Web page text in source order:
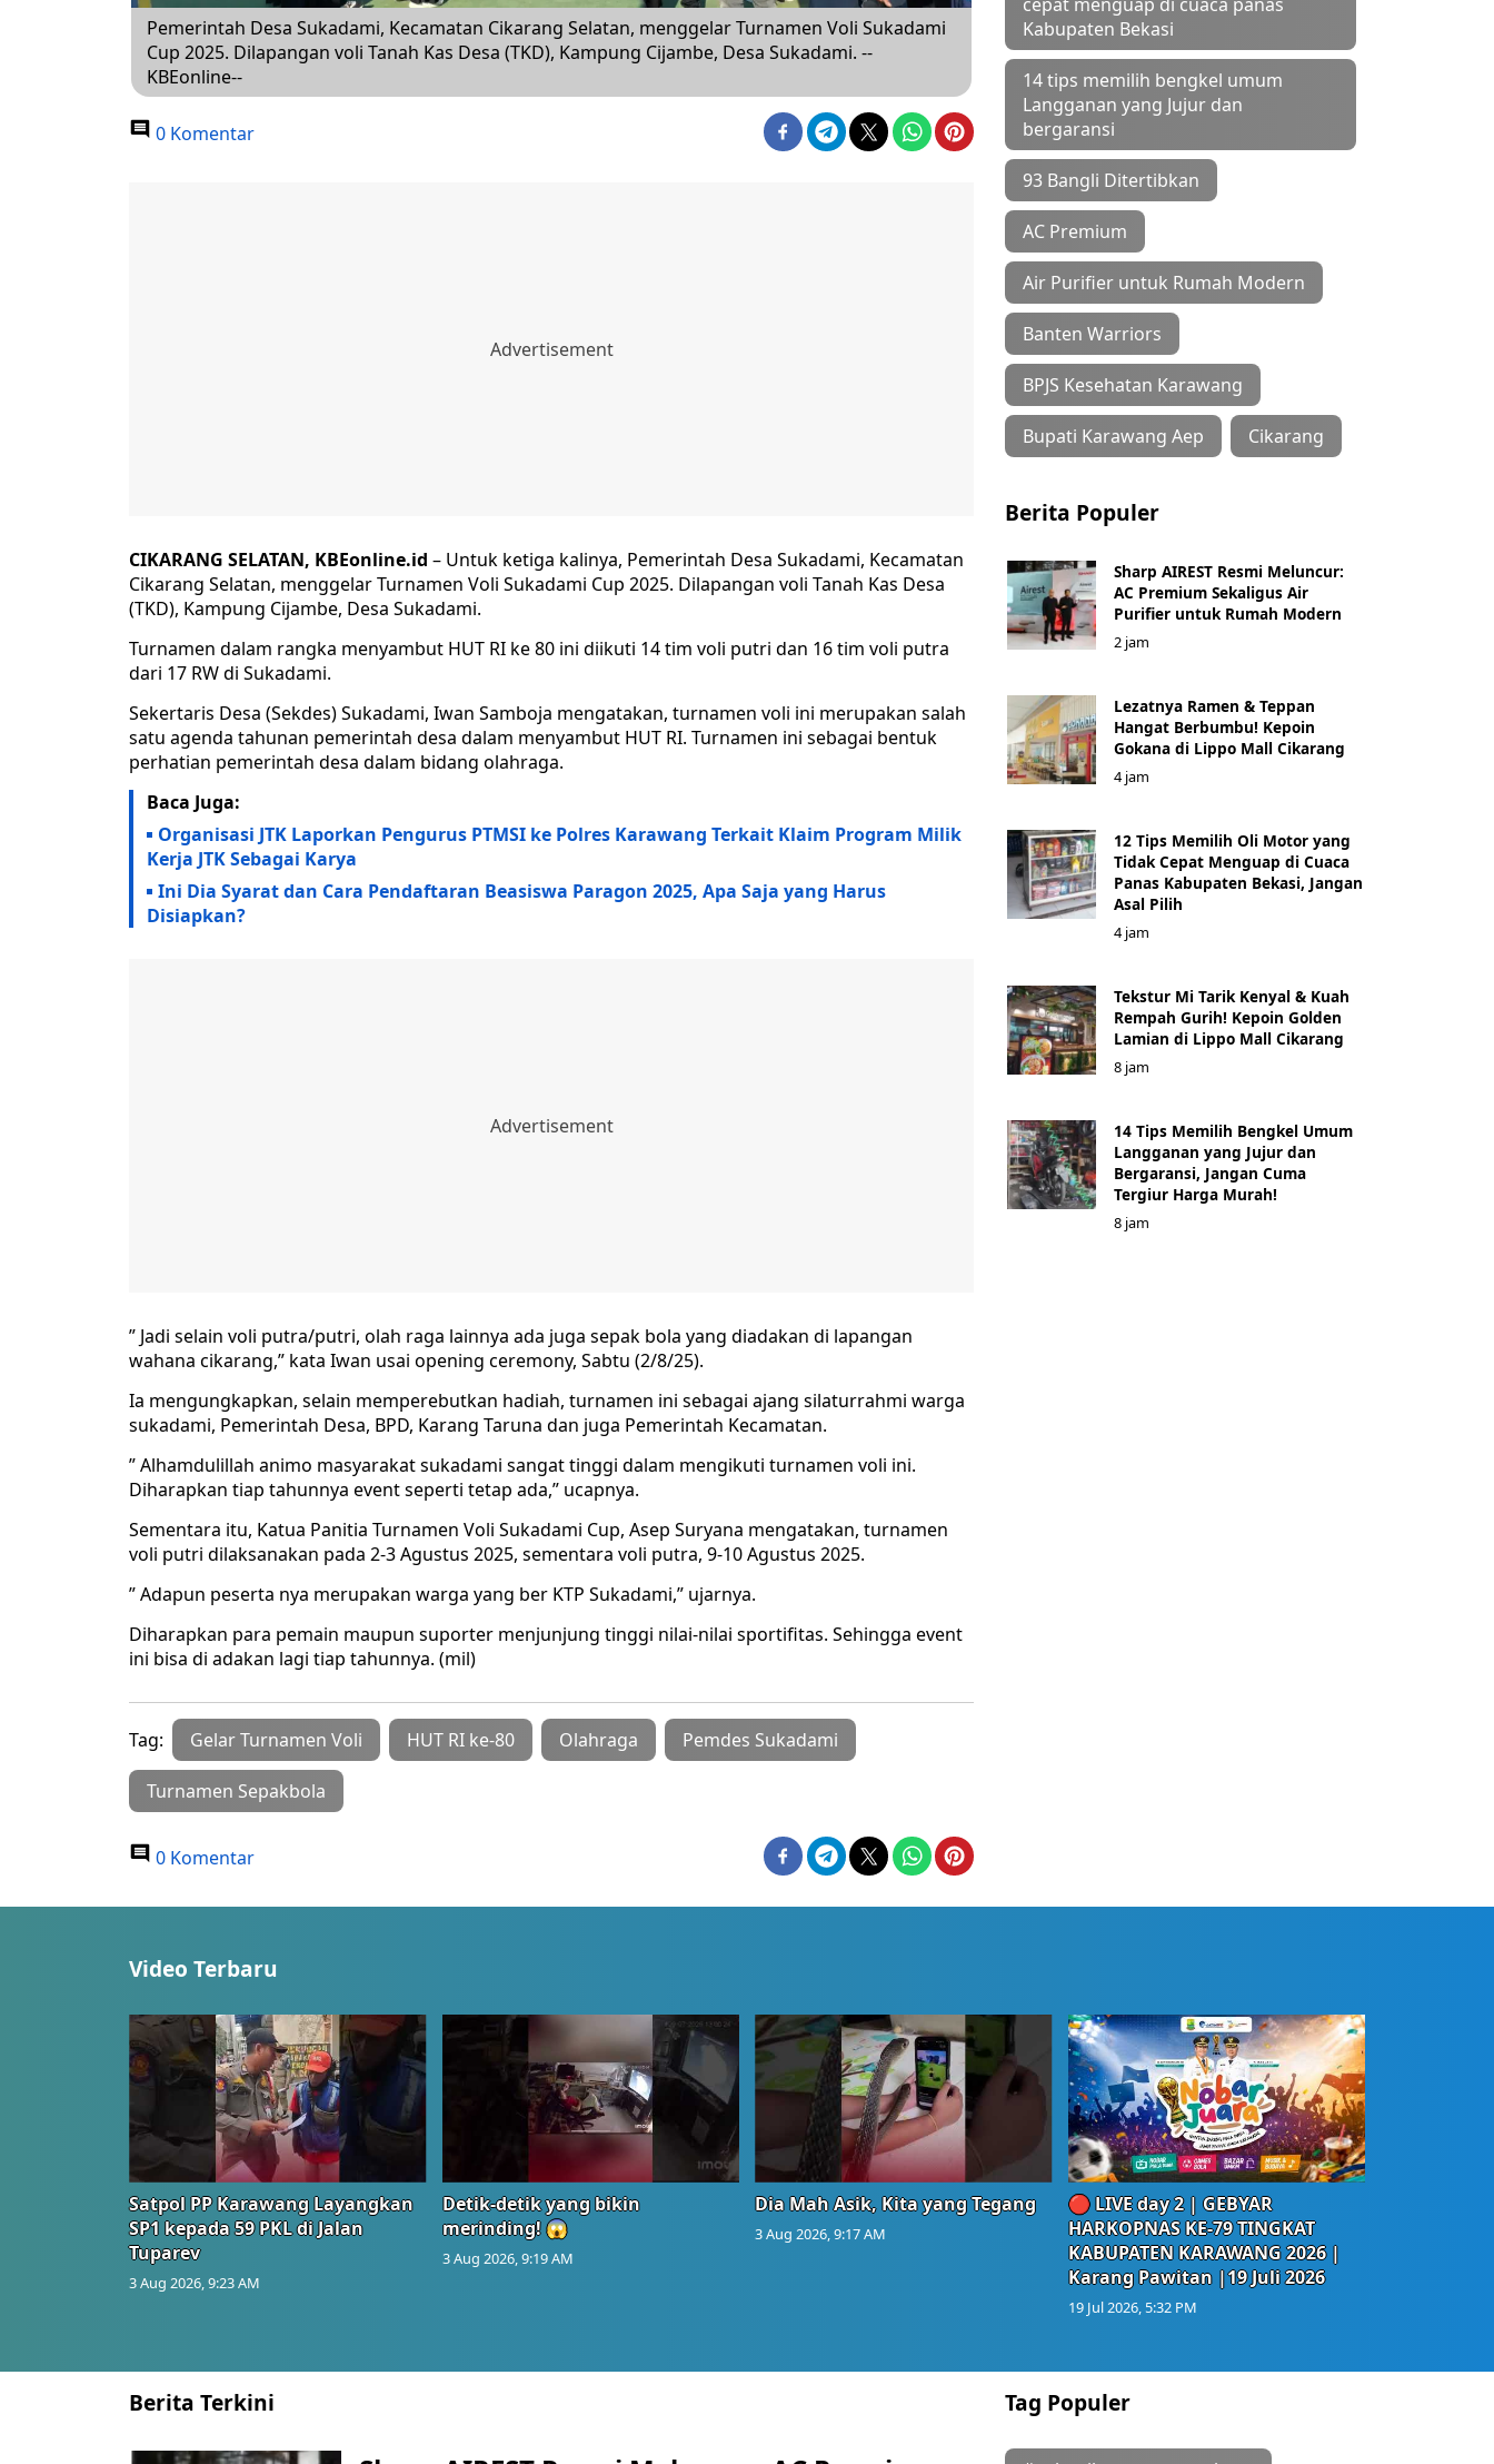
Pemerintah Desa Sukadami, Kecamatan Cikarang Selatan, menggelar Turnamen Voli Sukadami
Cup 2025. Dilapangan voli Tanah Kas Desa (TKD), Kampung Cijambe, Desa Sukadami. --
KBEonline--
0 Komentar
CIKARANG SELATAN, KBEonline.id – Untuk ketiga kalinya, Pemerintah Desa Sukadami, Kecamatan
Cikarang Selatan, menggelar Turnamen Voli Sukadami Cup 2025. Dilapangan voli Tanah Kas Desa
(TKD), Kampung Cijambe, Desa Sukadami.
Turnamen dalam rangka menyambut HUT RI ke 80 ini diikuti 14 tim voli putri dan 16 tim voli putra
dari 17 RW di Sukadami.
Sekertaris Desa (Sekdes) Sukadami, Iwan Samboja mengatakan, turnamen voli ini merupakan salah
satu agenda tahunan pemerintah desa dalam menyambut HUT RI. Turnamen ini sebagai bentuk
perhatian pemerintah desa dalam bidang olahraga.
Baca Juga:
Organisasi JTK Laporkan Pengurus PTMSI ke Polres Karawang Terkait Klaim Program Milik
Kerja JTK Sebagai Karya
Ini Dia Syarat dan Cara Pendaftaran Beasiswa Paragon 2025, Apa Saja yang Harus
Disiapkan?
” Jadi selain voli putra/putri, olah raga lainnya ada juga sepak bola yang diadakan di lapangan
wahana cikarang,” kata Iwan usai opening ceremony, Sabtu (2/8/25).
Ia mengungkapkan, selain memperebutkan hadiah, turnamen ini sebagai ajang silaturrahmi warga
sukadami, Pemerintah Desa, BPD, Karang Taruna dan juga Pemerintah Kecamatan.
” Alhamdulillah animo masyarakat sukadami sangat tinggi dalam mengikuti turnamen voli ini.
Diharapkan tiap tahunnya event seperti tetap ada,” ucapnya.
Sementara itu, Katua Panitia Turnamen Voli Sukadami Cup, Asep Suryana mengatakan, turnamen
voli putri dilaksanakan pada 2-3 Agustus 2025, sementara voli putra, 9-10 Agustus 2025.
” Adapun peserta nya merupakan warga yang ber KTP Sukadami,” ujarnya.
Diharapkan para pemain maupun suporter menjunjung tinggi nilai-nilai sportifitas. Sehingga event
ini bisa di adakan lagi tiap tahunnya. (mil)
Tag: Gelar Turnamen Voli HUT RI ke-80 Olahraga Pemdes Sukadami
Turnamen Sepakbola
0 Komentar
Kabupaten Bekasi
14 tips memilih bengkel umum
Langganan yang Jujur dan
bergaransi
93 Bangli Ditertibkan
AC Premium
Air Purifier untuk Rumah Modern
Banten Warriors
BPJS Kesehatan Karawang
Bupati Karawang Aep Cikarang
Berita Populer
Sharp AIREST Resmi Meluncur:
AC Premium Sekaligus Air
Purifier untuk Rumah Modern
2 jam
Lezatnya Ramen & Teppan
Hangat Berbumbu! Kepoin
Gokana di Lippo Mall Cikarang
4 jam
12 Tips Memilih Oli Motor yang
Tidak Cepat Menguap di Cuaca
Panas Kabupaten Bekasi, Jangan
Asal Pilih
4 jam
Tekstur Mi Tarik Kenyal & Kuah
Rempah Gurih! Kepoin Golden
Lamian di Lippo Mall Cikarang
8 jam
14 Tips Memilih Bengkel Umum
Langganan yang Jujur dan
Bergaransi, Jangan Cuma
Tergiur Harga Murah!
8 jam
Video Terbaru
Satpol PP Karawang Layangkan
SP1 kepada 59 PKL di Jalan
Tuparev
3 Aug 2026, 9:23 AM
Detik-detik yang bikin
merinding! 😱
3 Aug 2026, 9:19 AM
Dia Mah Asik, Kita yang Tegang
3 Aug 2026, 9:17 AM
🔴 LIVE day 2 | GEBYAR
HARKOPNAS KE-79 TINGKAT
KABUPATEN KARAWANG 2026 |
Karang Pawitan |19 Juli 2026
19 Jul 2026, 5:32 PM
Berita Terkini Tag Populer